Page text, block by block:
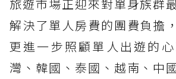
旅遊市場正迎來對單身族群
解決了單人房費的團費負擔
更進一步照顧單人出遊的
灣、韓國、泰國、越南、中